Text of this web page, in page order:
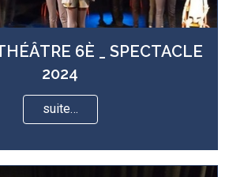
6È _ SPECTACLE
2024
suite…